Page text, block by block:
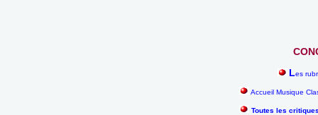
Les
Accueil Musique
Toutes les